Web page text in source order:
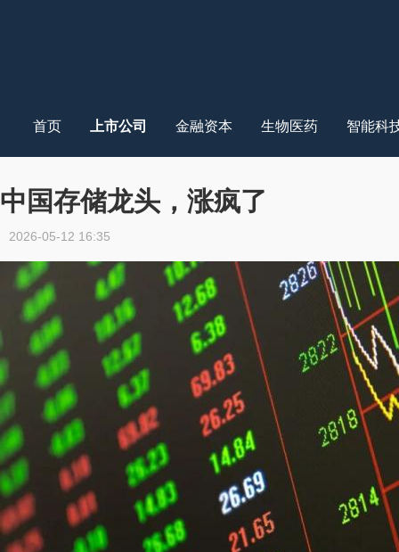
首页 上市公司 金融资本 生物医药 智能科
中国存储龙头，涨疯了
2026-05-12 16:35